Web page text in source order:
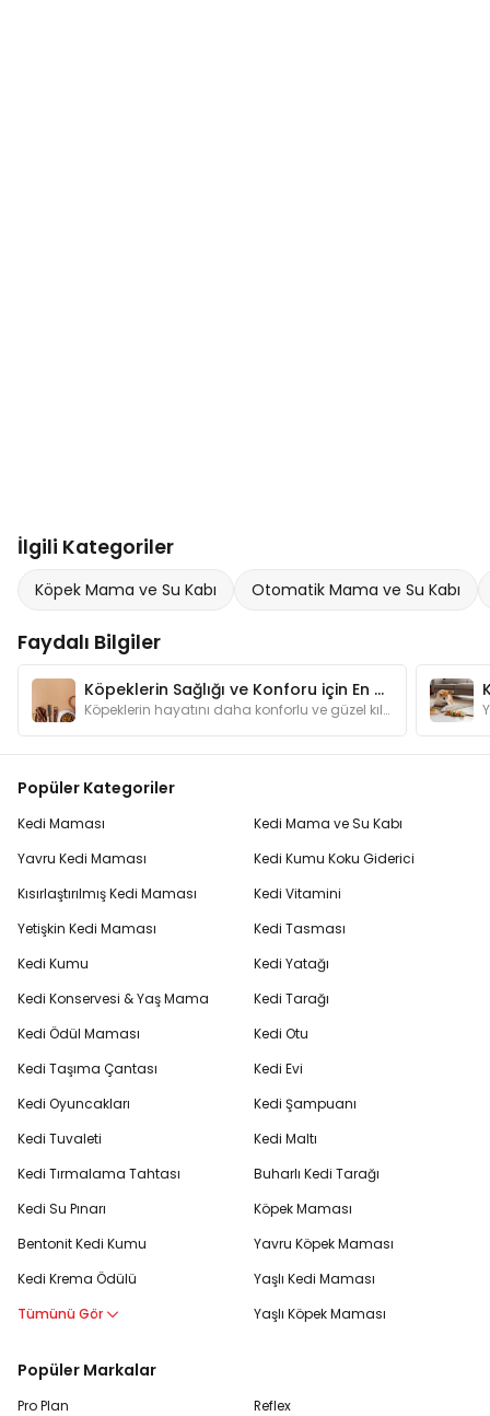
İlgili Kategoriler
Köpek Mama ve Su Kabı Otomatik Mama ve Su Kabı
Faydalı Bilgiler
Köpeklerin Sağlığı ve Konforu için En Gerekli Ürünler
Köpeklerin hayatını daha konforlu ve güzel kılmaya yardımcı olan ürünler hakkında detaylı bilgileri bu yazımızda bulabilirsiniz.
Popüler Kategoriler
Kedi Maması
Yavru Kedi Maması
Kısırlaştırılmış Kedi Maması
Yetişkin Kedi Maması
Kedi Kumu
Kedi Konservesi & Yaş Mama
Kedi Ödül Maması
Kedi Taşıma Çantası
Kedi Oyuncakları
Kedi Tuvaleti
Kedi Tırmalama Tahtası
Kedi Su Pınarı
Bentonit Kedi Kumu
Kedi Krema Ödülü
Tümünü Gör
Kedi Mama ve Su Kabı
Kedi Kumu Koku Giderici
Kedi Vitamini
Kedi Tasması
Kedi Yatağı
Kedi Tarağı
Kedi Otu
Kedi Evi
Kedi Şampuanı
Kedi Maltı
Buharlı Kedi Tarağı
Köpek Maması
Yavru Köpek Maması
Yaşlı Kedi Maması
Yaşlı Köpek Maması
Popüler Markalar
Pro Plan
Reflex